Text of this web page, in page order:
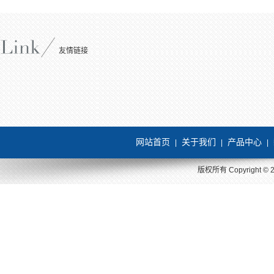
友情链接
网站首页 关于我们 产品中心
版权所有 Copyright ©